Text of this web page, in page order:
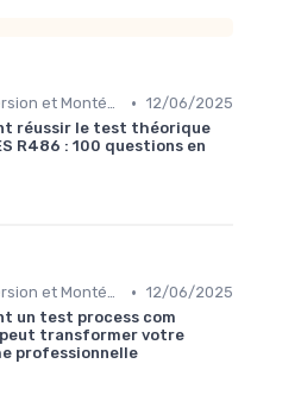
Reconversion et Montée en Compétences • 12/06/2025
réussir le test théorique
R486 : 100 questions en
Reconversion et Montée en Compétences • 12/06/2025
un test process com
transformer votre
professionnelle